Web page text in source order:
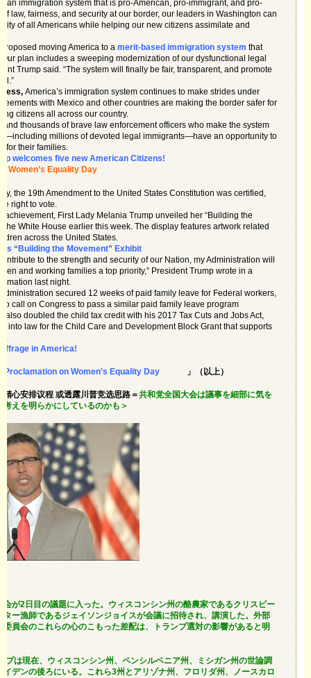
an immigration system that is pro-American, pro-immigrant, and pro-
law, fairness, and security at our border, our leaders in Washington can
of all Americans while helping our new citizens assimilate and
moving America to amerit-based immigration system that
plan includes a sweeping modernization of our dysfunctional legal
Trump said. “The system will finally be fair, transparent, and promote
America’s immigration system continues to make strides under
with Mexico and other countries are making the border safer for
citizens all across our country.
and thousands of brave law enforcement officers who make the system
millions of devoted legal immigrants—have an opportunity to
for their families.
welcomes five new American Citizens!
Women’s Equality Day
the 19th Amendment to the United States Constitution was certified,
right to vote.
achievement, First Lady Melania Trump unveiled her “Building the
the White House earlier this week. The display features artwork related
across the United States.
“Building the Movement” Exhibit
to the strength and security of our Nation, my Administration will
and working families a top priority,” President Trump wrote in a
last night.
secured 12 weeks of paid family leave for Federal workers,
call on Congress to pass a similar paid family leave program
also doubled the child tax credit with his 2017 Tax Cuts and Jobs Act,
into law for the Child Care and Development Block Grant that supports
in America!
Proclamation on Women’s Equality Day 」（以上）
心安排议程 或透露川普竞选思路＝共和党全国大会は議事を細部に気を
えを明らかにしているのかも＞
が2日目の議題に入った。ウィスコンシン州の酪農家であるクリスピー
ター漁師であるジェイソンジョイスが会議に招待され、講演した。外部
員会のこれらの心のこもった差配は、トランプ選対の影響があると明
プは現在、ウィスコンシン州、ペンシルベニア州、ミシガン州の世論調
デンの後ろにいる。これら3州とアリゾナ州、フロリダ州、ノースカロ